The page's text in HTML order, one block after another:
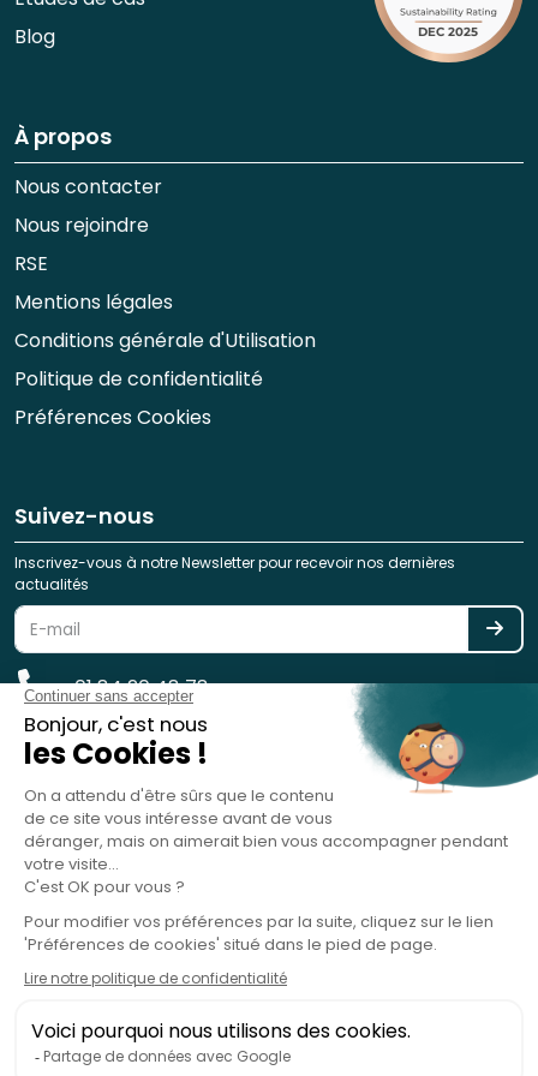
Blog
À propos
Nous contacter
Nous rejoindre
RSE
Mentions légales
Conditions générale d'Utilisation
Politique de confidentialité
Préférences Cookies
Suivez-nous
Inscrivez-vous à notre Newsletter pour recevoir nos dernières
actualités
01 84 20 48 78
reservation@spotlag.com
Voyages et de Séjours - ATOUT France - sous le n° IM075220031 -
rue d'Astorg, 75008 Paris, France - RC Professionnelle : HISCOX SA, 38
avenue de l'Opéra, 75002 Paris, France